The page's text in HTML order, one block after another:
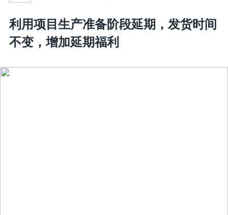
利用项目生产准备阶段延期，发货时间
不变，增加延期福利